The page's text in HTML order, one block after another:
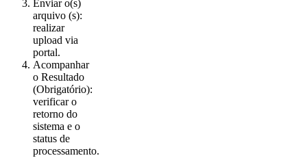
Enviar o(s)
arquivo (s):
realizar
upload via
portal.
Acompanhar
o Resultado
(Obrigatório):
verificar o
retorno do
sistema e o
status de
processamento.